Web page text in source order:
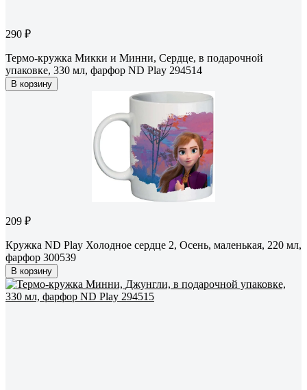
290 ₽
Термо-кружка Микки и Минни, Сердце, в подарочной
упаковке, 330 мл, фарфор ND Play 294514
В корзину
209 ₽
Кружка ND Play Холодное сердце 2, Осень, маленькая, 220 мл,
фарфор 300539
В корзину